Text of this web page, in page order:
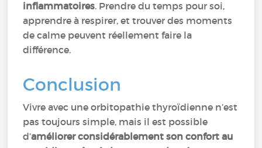
inflammatoires. Prendre du temps pour soi,
apprendre à respirer, et trouver des moments
de calme peuvent réellement faire la
différence.
Conclusion
Vivre avec une orbitopathie thyroïdienne n’est
pas toujours simple, mais il est possible
d’améliorer considérablement son confort au